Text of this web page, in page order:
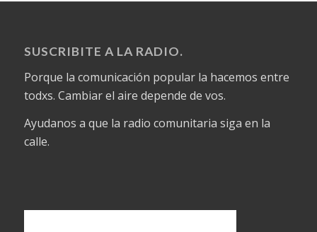
SUSCRIBITE A LA RADIO.
Porque la comunicación popular la hacemos entre
todxs. Cambiar el aire depende de vos.
Ayudanos a que la radio comunitaria siga en la
calle.